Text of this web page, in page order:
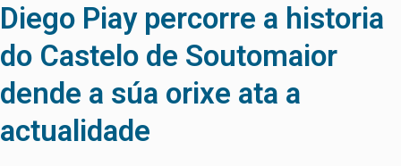
Diego Piay percorre a historia
do Castelo de Soutomaior
dende a súa orixe ata a
actualidade